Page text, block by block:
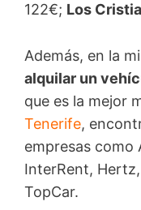
122€; Los
Además, en la
alquilar un
que es la mejor
Tenerife,
empresas como
InterRent,
TopCar.